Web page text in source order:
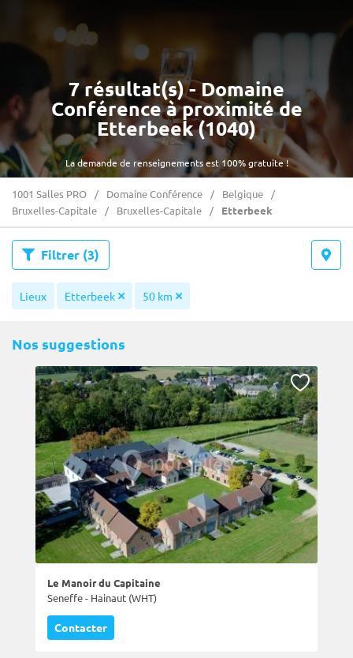
La demande de renseignements est 100% gratuite !
7 résultat(s) - Domaine
Conférence à proximité de
Etterbeek (1040)
1001 Salles PRO Domaine Conférence
Belgique
Bruxelles-Capitale
Bruxelles-Capitale Etterbeek
Filtrer (3)
Lieux Etterbeek 50 km
Nos suggestions
Le Manoir du Capitaine
Seneffe - Hainaut (WHT)
Contacter